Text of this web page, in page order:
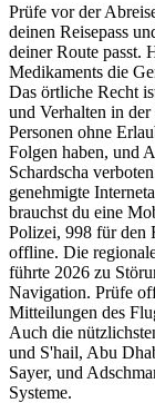
Prüfe vor der
deinen Reisepass
deiner Route passt.
Medikaments die
Das örtliche Recht
und Verhalten in
Personen ohne
Folgen haben, und
Schardscha
genehmigte
brauchst du eine
Polizei, 998 für den
offline. Die
führte 2026 zu
Navigation. Prüfe
Mitteilungen des
Auch die
und S'hail, Abu
Sayer, und
Systeme.